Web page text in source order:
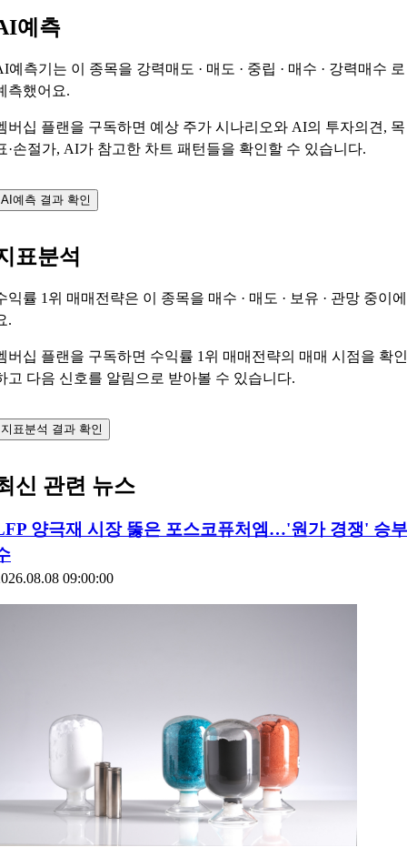
예측
예측기는 이 종목을 강력매도 · 매도 · 중립 · 매수 · 강력매수 로
측했어요.
버십 플랜을 구독하면 예상 주가 시나리오와 AI의 투자의견, 목
·손절가, AI가 참고한 차트 패턴들을 확인할 수 있습니다.
AI예측 결과 확인
표분석
익률 1위 매매전략은 이 종목을 매수 · 매도 · 보유 · 관망 중이에
.
버십 플랜을 구독하면 수익률 1위 매매전략의 매매 시점을 확인
고 다음 신호를 알림으로 받아볼 수 있습니다.
지표분석 결과 확인
신 관련 뉴스
양극재 시장 뚫은 포스코퓨처엠…'원가 경쟁' 승부
09:00:00